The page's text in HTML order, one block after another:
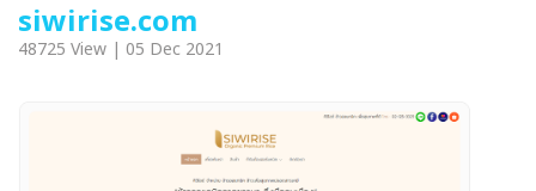
siwirise.com
48725 View | 05 Dec 2021